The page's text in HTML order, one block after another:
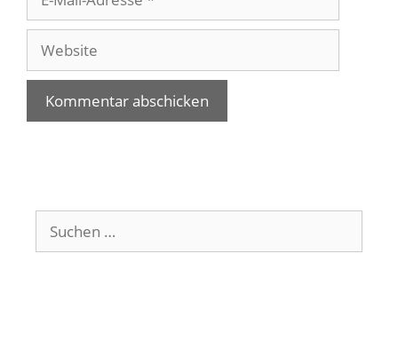
Mail-
Adresse
Website
Suchen
nach: